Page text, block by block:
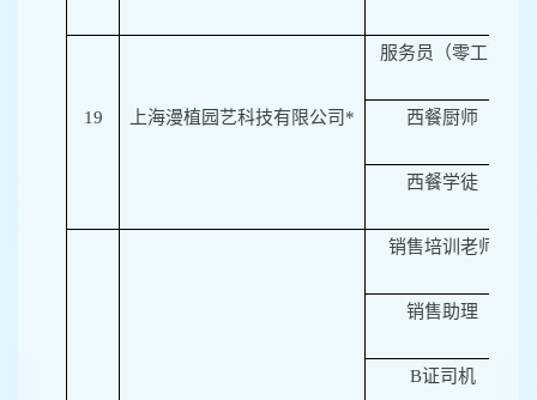
19 上海漫植园艺科技有限公司*
服务员（零工）
西餐厨师
西餐学徒
销售培训老师
销售助理
B证司机